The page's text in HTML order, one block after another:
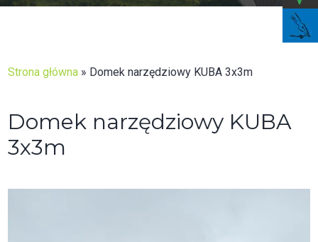
Strona główna » Domek narzędziowy KUBA 3x3m
Domek narzędziowy KUBA
3x3m